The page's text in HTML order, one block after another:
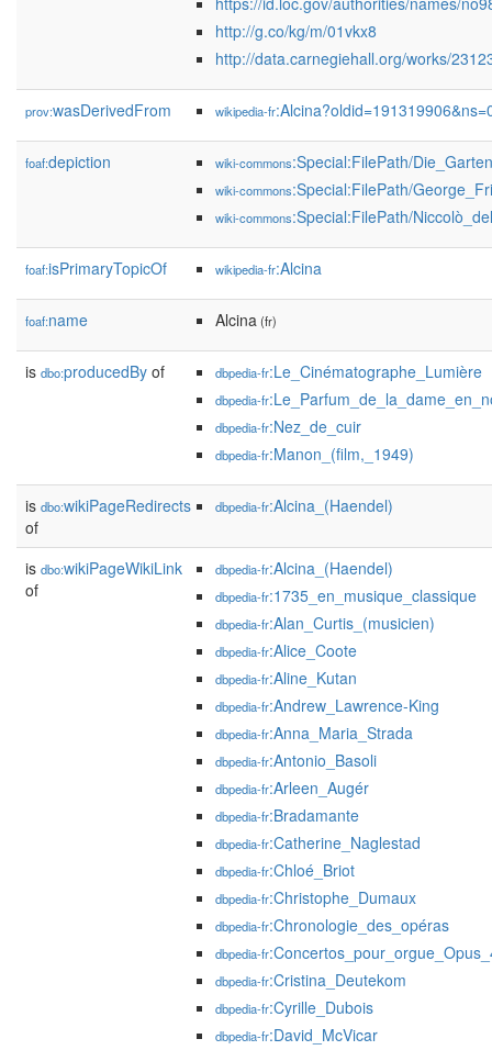
http://g.co/kg/m/01vkx8
http://data.carnegiehall.org/works/
prov:wasDerivedFrom wikipedia-fr
foaf:depiction wiki-commons:Special:FilePath/
wiki-commons:Special:FilePath/
wiki-commons:Special:FilePath/
foaf:isPrimaryTopicOf wikipedia-fr:Alcina
foaf:name Alcina(fr)
is dbo:producedBy of dbpedia-fr:Le_Cinématographe_Lumière
dbpedia-fr
dbpedia-fr:Nez_de_cuir
dbpedia-fr:Manon_(film,_1949)
is dbo:wikiPageRedirects
of
dbpedia-fr:Alcina_(Haendel)
is dbo:wikiPageWikiLink
of
dbpedia-fr:Alcina_(Haendel)
dbpedia-fr:1735_en_musique_classique
dbpedia-fr:Alan_Curtis_(musicien)
dbpedia-fr:Alice_Coote
dbpedia-fr:Aline_Kutan
dbpedia-fr:Andrew_Lawrence-King
dbpedia-fr:Anna_Maria_Strada
dbpedia-fr:Antonio_Basoli
dbpedia-fr:Arleen_Augér
dbpedia-fr:Bradamante
dbpedia-fr:Catherine_Naglestad
dbpedia-fr:Chloé_Briot
dbpedia-fr:Christophe_Dumaux
dbpedia-fr:Chronologie_des_opéras
dbpedia-fr
dbpedia-fr:Cristina_Deutekom
dbpedia-fr:Cyrille_Dubois
dbpedia-fr:David_McVicar